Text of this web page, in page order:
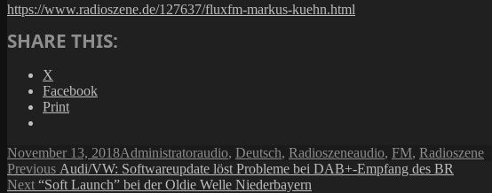
https://www.radioszene.de/127637/fluxfm-markus-kuehn.html
SHARE THIS:
X
Facebook
Print
Posted
on
November 13, 2018Author
AdministratorCategories
audio, Deutsch, RadioszeneTags
audio, FM, Radioszene
Post
Previous Previous
post:
Audi/VW: Softwareupdate löst Probleme bei DAB+-Empfang des BR
Next Next
“Soft Launch” bei der Oldie Welle Niederbayern